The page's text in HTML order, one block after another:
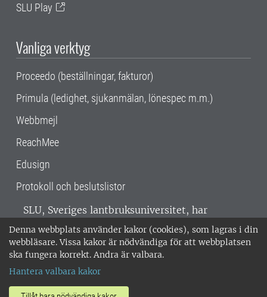
Denna webbplats använder kakor (cookies), som lagras i din
webbläsare. Vissa kakor är nödvändiga för att webbplatsen
ska fungera korrekt. Andra är valbara.
Hantera valbara kakor
SLU Play
Vanliga verktyg
Proceedo (beställningar, fakturor)
Primula (ledighet, sjukanmälan, lönespec m.m.)
Webbmejl
ReachMee
Edusign
Protokoll och beslutslistor
SLU, Sveriges lantbruksuniversitet, har
verksamhet över hela Sverige. Huvudorter är
Alnarp, Uppsala och Umeå.SLU är
miljöcertifierat enligt ISO 14001. •
018-67 10 00 • Org nr: 202100-2817 •